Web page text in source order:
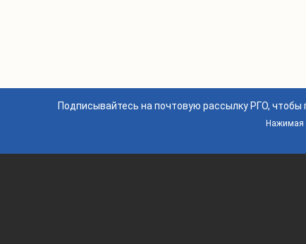
Подписывайтесь на почтовую рассылку РГО,
Нажимая